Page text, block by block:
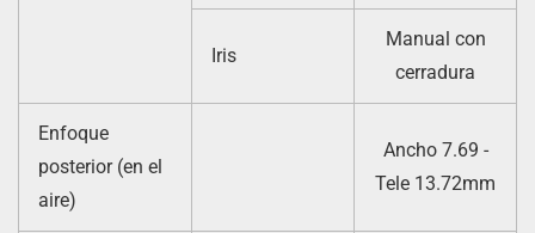
Iris
Manual con
cerradura
Enfoque
posterior (en el
aire)
Ancho 7.69 -
Tele 13.72mm